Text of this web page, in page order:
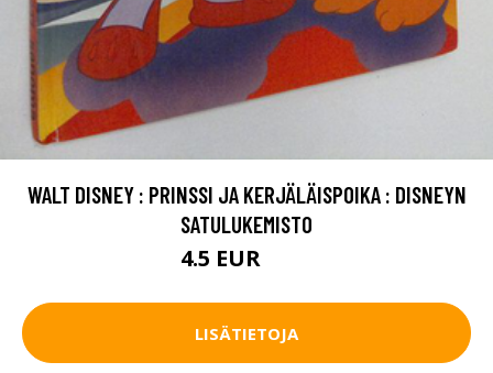
WALT DISNEY : PRINSSI JA KERJÄLÄISPOIKA : DISNEYN
SATULUKEMISTO
4.5 EUR
LISÄTIETOJA